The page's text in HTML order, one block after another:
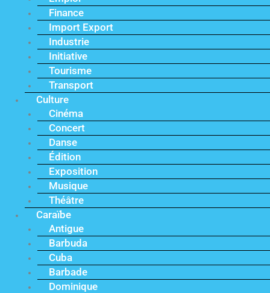
Finance
Import Export
Industrie
Initiative
Tourisme
Transport
Culture
Cinéma
Concert
Danse
Édition
Exposition
Musique
Théâtre
Caraïbe
Antigue
Barbuda
Cuba
Barbade
Dominique